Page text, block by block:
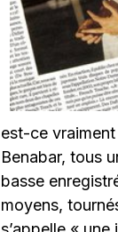
est-ce
Benabar, tous
basse
moyens,